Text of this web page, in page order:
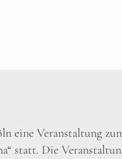
eine Veranstaltung
statt. Die